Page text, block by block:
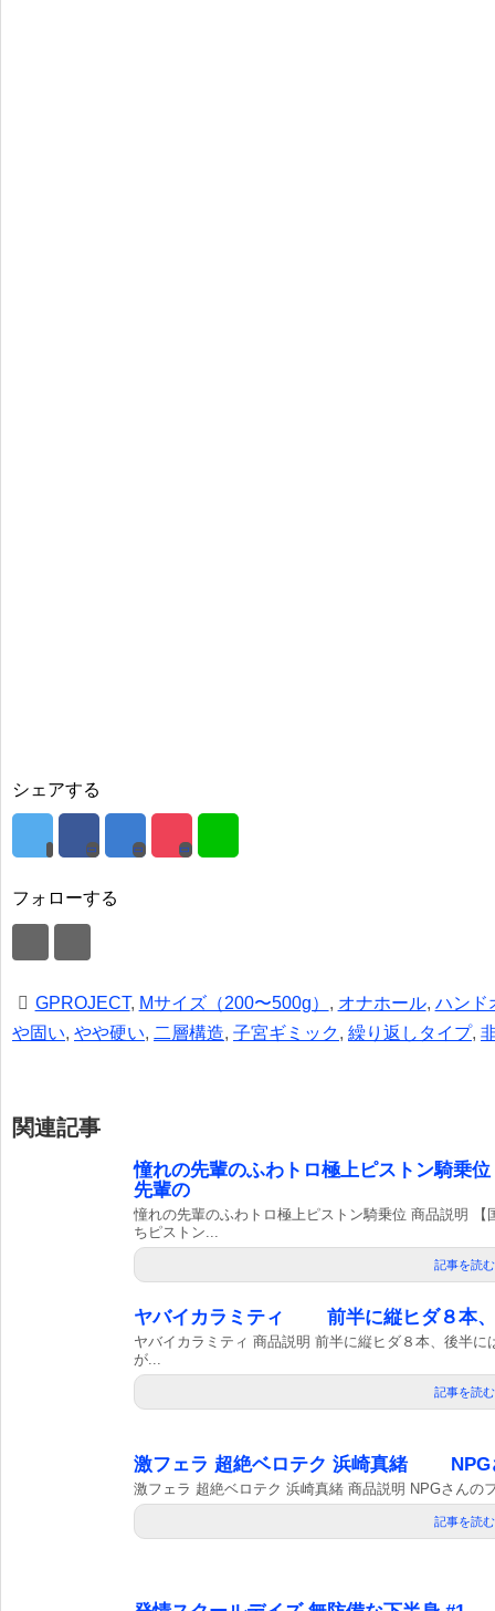
シェアする
フォローする
GPROJECT, Mサイズ（200〜500g） , オナホール, ハンド
や固い, やや硬い, 二層構造, 子宮ギミック, 繰り返しタイプ,
関連記事
憧れの先輩のふわトロ極上ピストン騎
先輩の
憧れの先輩のふわトロ極上ピストン騎乗位 商品説明
ちピストン...
記事を読む
ヤバイカラミティ 前半に縦ヒダ８本、
ヤバイカラミティ 商品説明 前半に縦ヒダ８本、後半
が...
記事を読む
激フェラ 超絶ベロテク 浜崎真緒 NPG
激フェラ 超絶ベロテク 浜崎真緒 商品説明 NPGさんの
記事を読む